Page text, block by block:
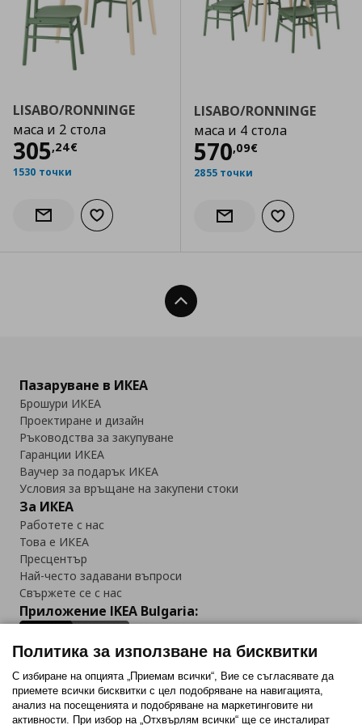
LISABO/RONNINGE
маса и 2 стола
305,24€
Цена
1530 точки
Информирай ме за наличност
Добави към списъка с любими
LISABO/RONNINGE
маса и 4 стола
570,09€
Цена
2855 точки
Информирай ме за
Добави към
Нагоре
Пазаруване в ИКЕА
Брошури ИКЕА
Проектиране и дизайн
Ръководства за закупуване
Гаранции ИКЕА
Ваучер за подарък ИКЕА
Условия за връщане на закупени стоки
За ИКЕА
Работете с нас
Това е ИКЕА
Пресцентър
Най-често задавани въпроси
Свържете се с нас
Приложение IKEA Bulgaria:
Последвайте ни:
Политика за използване на бисквитки
С избиране на опцията „Приемам всички“, Вие се съгласявате да
приемете всички бисквитки с цел подобряване на навигацията,
анализ на посещенията и подобряване на маркетинговите ни
активности. При избор на „Отхвърлям всички“ ще се инсталират